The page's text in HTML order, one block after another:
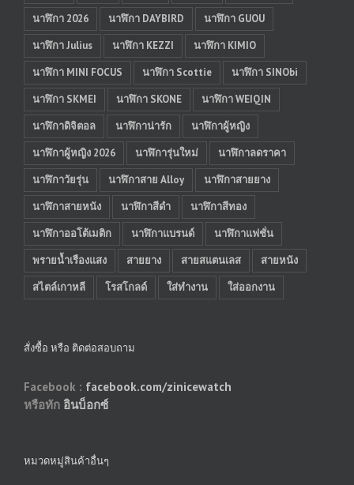
นาฬิกา 2026
นาฬิกา DAYBIRD
นาฬิกา GUOU
นาฬิกา Julius
นาฬิกา KEZZI
นาฬิกา KIMIO
นาฬิกา MINI FOCUS
นาฬิกา Scottie
นาฬิกา SINObi
นาฬิกา SKMEI
นาฬิกา SKONE
นาฬิกา WEIQIN
นาฬิกาดิจิตอล
นาฬิกาน่ารัก
นาฬิกาผู้หญิง
นาฬิกาผู้หญิง 2026
นาฬิการุ่นใหม่
นาฬิกาลดราคา
นาฬิกาวัยรุ่น
นาฬิกาสาย Alloy
นาฬิกาสายยาง
นาฬิกาสายหนัง
นาฬิกาสีดำ
นาฬิกาสีทอง
นาฬิกาออโต้เมติก
นาฬิกาแบรนด์
นาฬิกาแฟชั่น
พรายน้ำเรืองแสง
สายยาง สายสแตนเลส
สายหนัง
สไตล์เกาหลี
โรสโกลด์ ใส่ทำงาน ใส่ออกงาน
สั่งซื้อ หรือ ติดต่อสอบถาม
Facebook : facebook.com/zinicewatch
หรือทัก อินบ็อกซ์
หมวดหมู่สินค้าอื่นๆ